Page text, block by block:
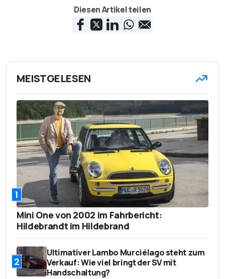
Diesen Artikel teilen
MEISTGELESEN
1
Mini One von 2002 im Fahrbericht:
Hildebrandt im Hildebrand
2
Ultimativer Lambo Murciélago steht zum
Verkauf: Wie viel bringt der SV mit
Handschaltung?